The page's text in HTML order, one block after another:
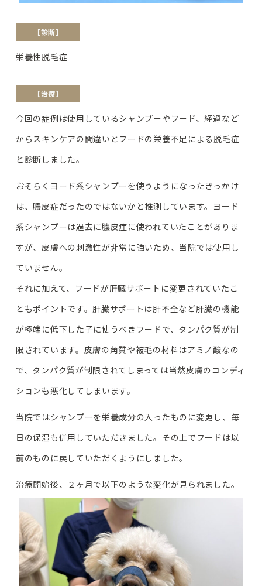
【診断】
栄養性脱毛症
【治療】
今回の症例は使用しているシャンプーやフード、経過など
からスキンケアの間違いとフードの栄養不足による脱毛症
と診断しました。
おそらくヨード系シャンプーを使うようになったきっかけ
は、膿皮症だったのではないかと推測しています。ヨード
系シャンプーは過去に膿皮症に使われていたことがありま
すが、皮膚への刺激性が非常に強いため、当院では使用し
ていません。
それに加えて、フードが肝臓サポートに変更されていたこ
ともポイントです。肝臓サポートは肝不全など肝臓の機能
が極端に低下した子に使うべきフードで、タンパク質が制
限されています。皮膚の角質や被毛の材料はアミノ酸なの
で、タンパク質が制限されてしまっては当然皮膚のコンディ
ションも悪化してしまいます。
当院ではシャンプーを栄養成分の入ったものに変更し、毎
日の保湿も併用していただきました。その上でフードは以
前のものに戻していただくようにしました。
治療開始後、２ヶ月で以下のような変化が見られました。